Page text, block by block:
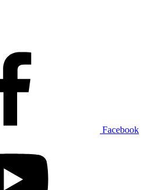
Facebook